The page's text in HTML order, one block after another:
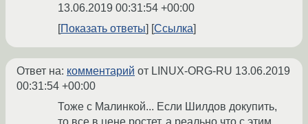
13.06.2019 00:31:54 +00:00
Показать ответы
Ссылка
Ответ на: комментарий от LINUX-ORG-RU 13.06.2019
00:31:54 +00:00
Тоже с Малинкой... Если Шилдов докупить,